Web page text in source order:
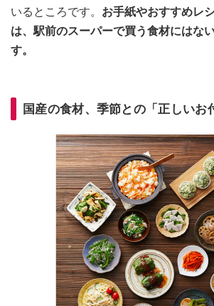
いるところです。 お手紙やおすすめレ
は、駅前のスーパーで買う食材にはな
す。
国産の食材、季節との「正しいお